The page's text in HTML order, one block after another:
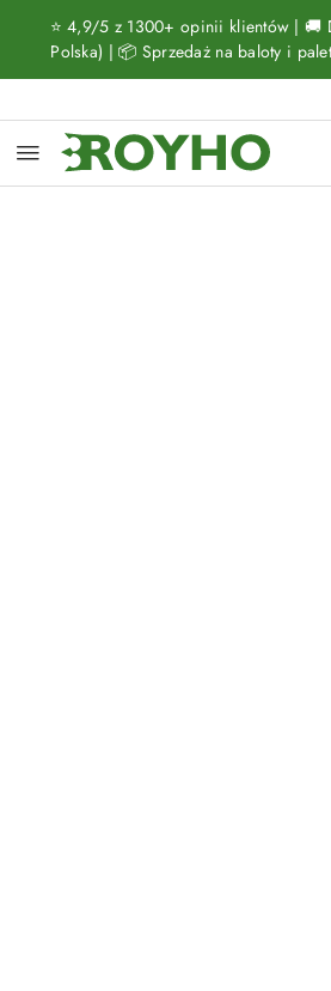
Przejdź do treści głównej
Przejdź do wyszukiwarki
Przejdź do moje konto
Przejdź do menu głównego
Przejdź do opisu produktu
Przejdź do stopki
⭐ 4,9/5 z 1300+ opinii klientów | 🚚
Polska) | 📦 Sprzedaż na baloty i